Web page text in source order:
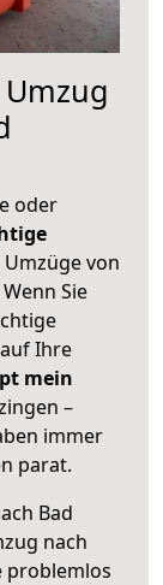
oder
von
Sie
Ihre
mein
–
immer
parat.
Bad
nach
problemlos